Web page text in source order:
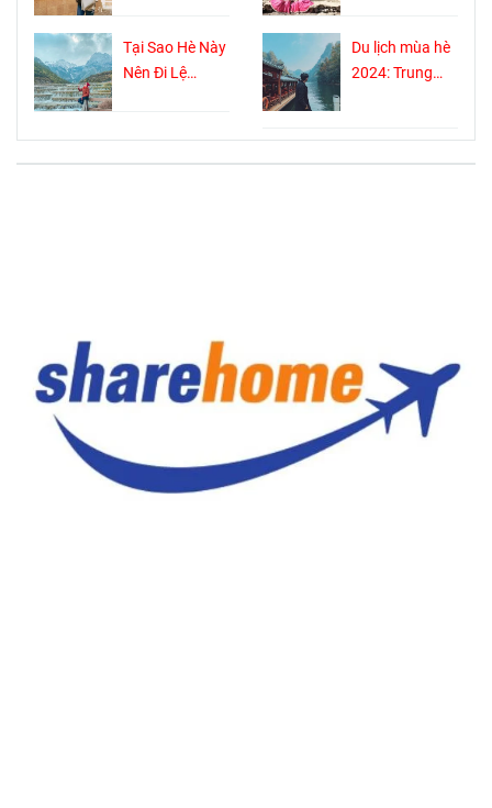
Dương Áp Thôn
Hành Trình Đầy
Kỳ Thú Không
Tại Sao Hè Này
Nên Đi Lệ
Du lịch mùa hè
2024: Trung